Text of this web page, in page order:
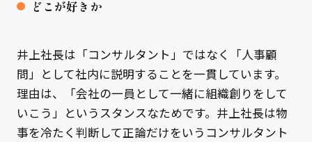
どこが好きか
井上社長は「コンサルタント」ではなく「人事顧
問」として社内に説明することを一貫しています。
理由は、「会社の一員として一緒に組織創りをして
いこう」というスタンスなためです。井上社長は物
事を冷たく判断して正論だけをいうコンサルタント